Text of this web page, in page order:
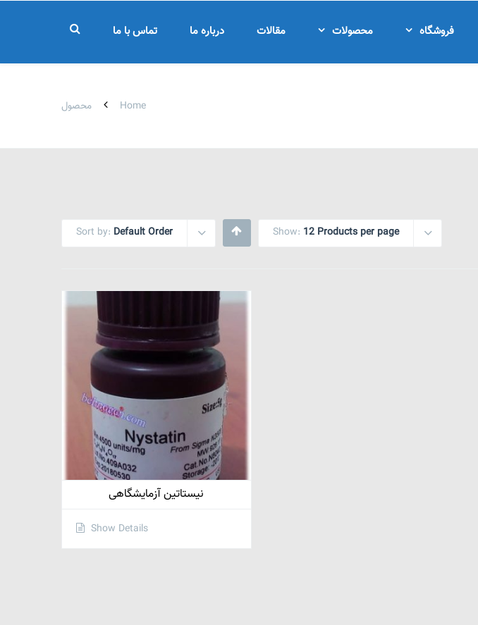
فروشگاه محصولات مقالات درباره ما تماس با ما
Home محصول
Sort by: Default Order Show: 12 Products per page
نیستاتین آزمایشگاهی
Show Details